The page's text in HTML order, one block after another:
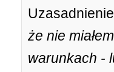
że nie
warunkach -